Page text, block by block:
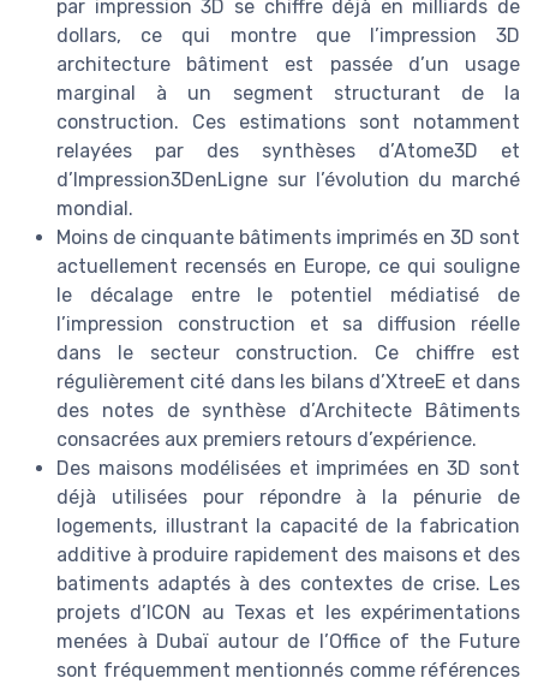
par impression 3D se chiffre déjà en milliards de
dollars, ce qui montre que l’impression 3D
architecture bâtiment est passée d’un usage
marginal à un segment structurant de la
construction. Ces estimations sont notamment
relayées par des synthèses d’Atome3D et
d’Impression3DenLigne sur l’évolution du marché
mondial.
Moins de cinquante bâtiments imprimés en 3D sont
actuellement recensés en Europe, ce qui souligne
le décalage entre le potentiel médiatisé de
l’impression construction et sa diffusion réelle
dans le secteur construction. Ce chiffre est
régulièrement cité dans les bilans d’XtreeE et dans
des notes de synthèse d’Architecte Bâtiments
consacrées aux premiers retours d’expérience.
Des maisons modélisées et imprimées en 3D sont
déjà utilisées pour répondre à la pénurie de
logements, illustrant la capacité de la fabrication
additive à produire rapidement des maisons et des
batiments adaptés à des contextes de crise. Les
projets d’ICON au Texas et les expérimentations
menées à Dubaï autour de l’Office of the Future
sont fréquemment mentionnés comme références